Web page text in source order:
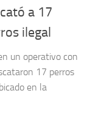
a 17
ilegal
un operativo con
17 perros
en la